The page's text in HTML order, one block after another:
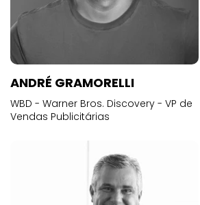
ANDRÉ GRAMORELLI
WBD - Warner Bros. Discovery - VP de
Vendas Publicitárias